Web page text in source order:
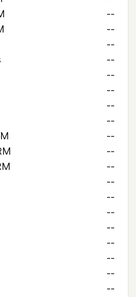
--
--
--
--
--
--
--
--
--
--
--
--
--
--
--
--
--
--
--